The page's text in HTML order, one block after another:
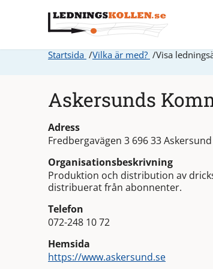
Startsida Vilka är med? Visa
Askersunds
Adress
Fredbergavägen 3 696 33 Askersund
Organisationsbeskrivning
Produktion och distribution av
distribuerat från abonnenter.
Telefon
072-248 10 72
Hemsida
https://www.askersund.se